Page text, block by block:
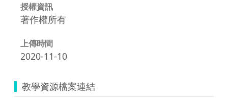
授權資訊
著作權所有
上傳時間
2020-11-10
教學資源檔案連結